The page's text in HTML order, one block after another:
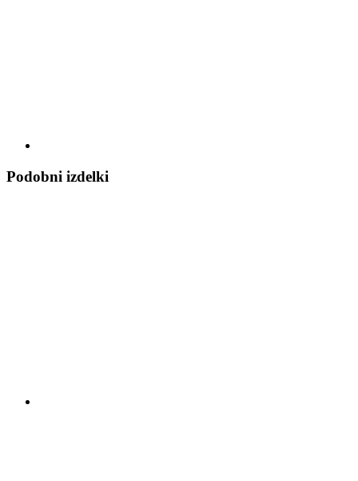
Podobni izdelki